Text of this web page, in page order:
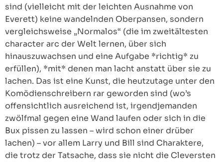
sind (vielleicht mit der leichten Ausnahme von
Everett) keine wandelnden Oberpansen, sondern
vergleichsweise „Normalos“ (die im zweitältesten
character arc der Welt lernen, über sich
hinauszuwachsen und eine Aufgabe *richtig* zu
erfüllen), *mit* denen man lacht anstatt über sie zu
lachen. Das ist eine Kunst, die heutzutage unter den
Komödienschreibern rar geworden sind (wo’s
offensichtlich ausreichend ist, irgendjemanden
zwölfmal gegen eine Wand laufen oder sich in die
Bux pissen zu lassen – wird schon einer drüber
lachen) – vor allem Larry und Bill sind Charaktere,
die trotz der Tatsache, dass sie nicht die Cleversten